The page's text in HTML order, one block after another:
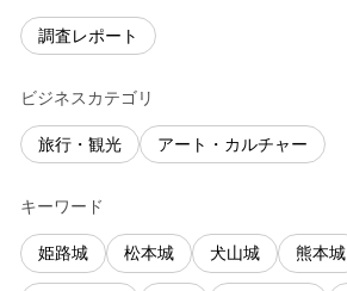
調査レポート
ビジネスカテゴリ
旅行・観光 アート・カルチャー
キーワード
姫路城 松本城 犬山城 熊本城